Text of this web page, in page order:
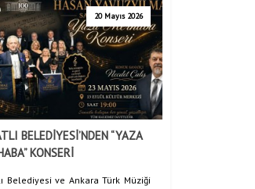
20 Mayıs 2026
BELEDİYESİ’NDEN “YAZA
KONSERİ
Belediyesi ve Ankara Türk Müziği